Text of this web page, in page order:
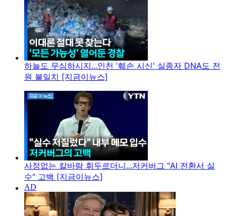
하늘도 무심하시지...인천 '훼손 시신' 실종자 DNA도 전
원 불일치 [지금이뉴스]
사정없는 칼바람 휘두르더니...저커버그 "AI 전환서 실
수" 고백 [지금이뉴스]